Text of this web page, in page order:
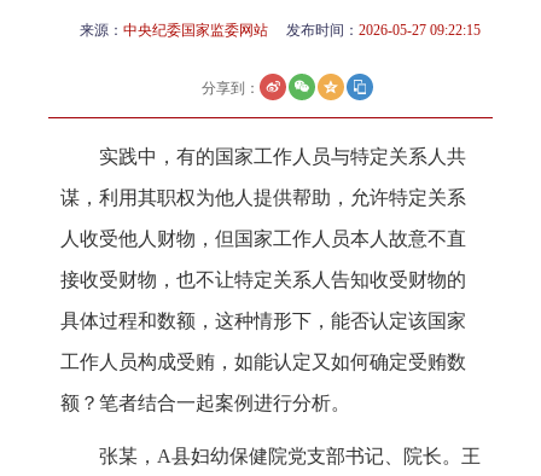
来源： 中央纪委国家监委网站 发布时间： 2026-05-27 09:22:15
分享到：
实践中，有的国家工作人员与特定关系人共
谋，利用其职权为他人提供帮助，允许特定关系
人收受他人财物，但国家工作人员本人故意不直
接收受财物，也不让特定关系人告知收受财物的
具体过程和数额，这种情形下，能否认定该国家
工作人员构成受贿，如能认定又如何确定受贿数
额？笔者结合一起案例进行分析。
张某，A县妇幼保健院党支部书记、院长。王